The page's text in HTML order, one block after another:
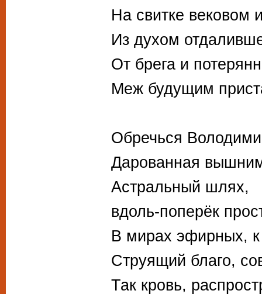
На свитке вековом
Из духом
От брега и
Меж будущим
Обречься
Дарованная
Астральный шлях,
вдоль-поперёк
В мирах эфирных,
Струящий благо,
Так кровь,